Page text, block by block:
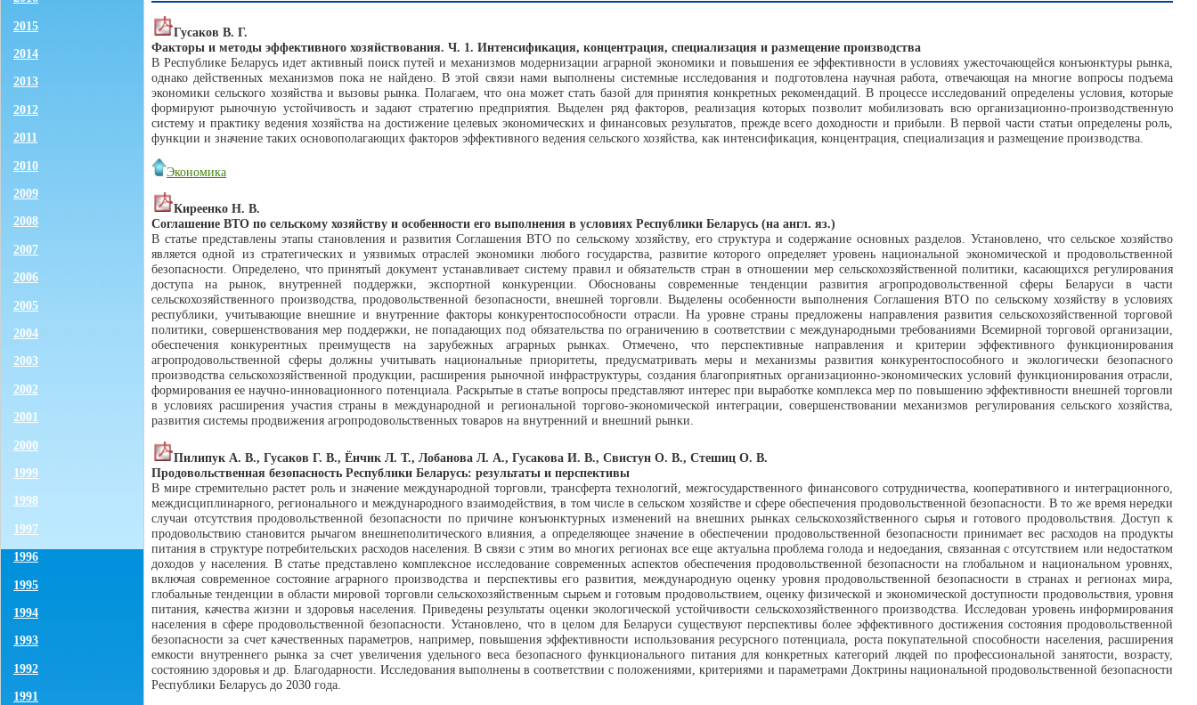
2015
2014
2013
2012
2011
2010
2009
2008
2007
2006
2005
2004
2003
2002
2001
2000
1999
1998
1997
1996
1995
1994
1993
1992
1991
Гусаков В. Г.
Факторы и методы эффективного хозяйствования. Ч. 1. Интенсификация, концентрация, специализация и размещение производства
В Республике Беларусь идет активный поиск путей и механизмов модернизации аграрной экономики и повышения ее эффективности в условиях ужесточающейся конъюнктуры рынка,
однако действенных механизмов пока не найдено. В этой связи нами выполнены системные исследования и подготовлена научная работа, отвечающая на многие вопросы подъема
экономики сельского хозяйства и вызовы рынка. Полагаем, что она может стать базой для принятия конкретных рекомендаций. В процессе исследований определены условия, которые
формируют рыночную устойчивость и задают стратегию предприятия. Выделен ряд факторов, реализация которых позволит мобилизовать всю организационно-производственную
систему и практику ведения хозяйства на достижение целевых экономических и финансовых результатов, прежде всего доходности и прибыли. В первой части статьи определены роль,
функции и значение таких основополагающих факторов эффективного ведения сельского хозяйства, как интенсификация, концентрация, специализация и размещение производства.
Экономика
Киреенко Н. В.
Соглашение ВТО по сельскому хозяйству и особенности его выполнения в условиях Республики Беларусь (на англ. яз.)
В статье представлены этапы становления и развития Соглашения ВТО по сельскому хозяйству, его структура и содержание основных разделов. Установлено, что сельское хозяйство
является одной из стратегических и уязвимых отраслей экономики любого государства, развитие которого определяет уровень национальной экономической и продовольственной
безопасности. Определено, что принятый документ устанавливает систему правил и обязательств стран в отношении мер сельскохозяйственной политики, касающихся регулирования
доступа на рынок, внутренней поддержки, экспортной конкуренции. Обоснованы современные тенденции развития агропродовольственной сферы Беларуси в части
сельскохозяйственного производства, продовольственной безопасности, внешней торговли. Выделены особенности выполнения Соглашения ВТО по сельскому хозяйству в условиях
республики, учитывающие внешние и внутренние факторы конкурентоспособности отрасли. На уровне страны предложены направления развития сельскохозяйственной торговой
политики, совершенствования мер поддержки, не попадающих под обязательства по ограничению в соответствии с международными требованиями Всемирной торговой организации,
обеспечения конкурентных преимуществ на зарубежных аграрных рынках. Отмечено, что перспективные направления и критерии эффективного функционирования
агропродовольственной сферы должны учитывать национальные приоритеты, предусматривать меры и механизмы развития конкурентоспособного и экологически безопасного
производства сельскохозяйственной продукции, расширения рыночной инфраструктуры, создания благоприятных организационно-экономических условий функционирования отрасли,
формирования ее научно-инновационного потенциала. Раскрытые в статье вопросы представляют интерес при выработке комплекса мер по повышению эффективности внешней торговли
в условиях расширения участия страны в международной и региональной торгово-экономической интеграции, совершенствовании механизмов регулирования сельского хозяйства,
развития системы продвижения агропродовольственных товаров на внутренний и внешний рынки.
Пилипук А. В., Гусаков Г. В., Ёнчик Л. Т., Лобанова Л. А., Гусакова И. В., Свистун О. В., Стешиц О. В.
Продовольственная безопасность Республики Беларусь: результаты и перспективы
В мире стремительно растет роль и значение международной торговли, трансферта технологий, межгосударственного финансового сотрудничества, кооперативного и интеграционного,
междисциплинарного, регионального и международного взаимодействия, в том числе в сельском хозяйстве и сфере обеспечения продовольственной безопасности. В то же время нередки
случаи отсутствия продовольственной безопасности по причине конъюнктурных изменений на внешних рынках сельскохозяйственного сырья и готового продовольствия. Доступ к
продовольствию становится рычагом внешнеполитического влияния, а определяющее значение в обеспечении продовольственной безопасности принимает вес расходов на продукты
питания в структуре потребительских расходов населения. В связи с этим во многих регионах все еще актуальна проблема голода и недоедания, связанная с отсутствием или недостатком
доходов у населения. В статье представлено комплексное исследование современных аспектов обеспечения продовольственной безопасности на глобальном и национальном уровнях,
включая современное состояние аграрного производства и перспективы его развития, международную оценку уровня продовольственной безопасности в странах и регионах мира,
глобальные тенденции в области мировой торговли сельскохозяйственным сырьем и готовым продовольствием, оценку физической и экономической доступности продовольствия, уровня
питания, качества жизни и здоровья населения. Приведены результаты оценки экологической устойчивости сельскохозяйственного производства. Исследован уровень информирования
населения в сфере продовольственной безопасности. Установлено, что в целом для Беларуси существуют перспективы более эффективного достижения состояния продовольственной
безопасности за счет качественных параметров, например, повышения эффективности использования ресурсного потенциала, роста покупательной способности населения, расширения
емкости внутреннего рынка за счет увеличения удельного веса безопасного функционального питания для конкретных категорий людей по профессиональной занятости, возрасту,
состоянию здоровья и др. Благодарности. Исследования выполнены в соответствии с положениями, критериями и параметрами Доктрины национальной продовольственной безопасности
Республики Беларусь до 2030 года.